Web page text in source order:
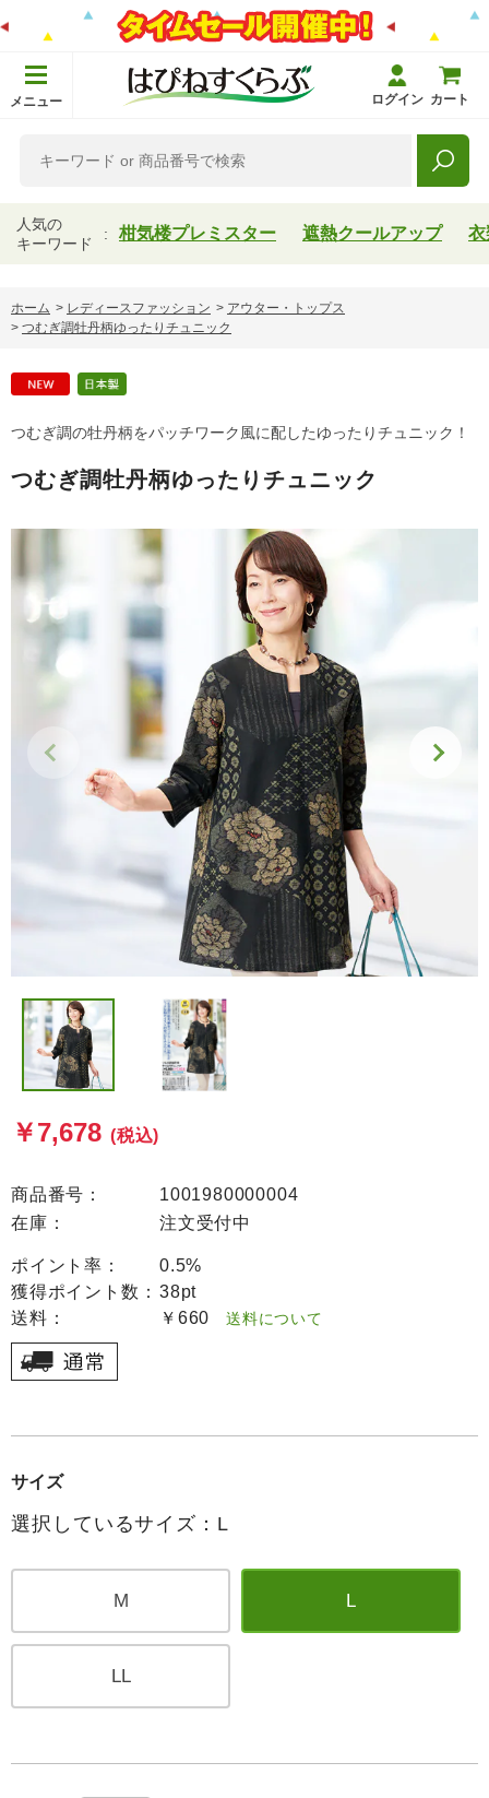
メニュー ログイン カート
人気の
キーワード
柑気楼プレミスター 遮熱クールアップ 衣
ホーム > レディースファッション > アウター・トップス
> つむぎ調牡丹柄ゆったりチュニック
つむぎ調の牡丹柄をパッチワーク風に配したゆったりチュニック！
つむぎ調牡丹柄ゆったりチュニック
￥7,678 (税込)
商品番号：
1001980000004
在庫：
注文受付中
ポイント率：
0.5%
獲得ポイント数： 38pt
送料：
￥660 送料について
サイズ
選択しているサイズ：L
M L
LL